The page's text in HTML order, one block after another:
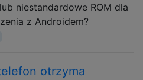
niestandardowe ROM dla
z Androidem?
otrzyma